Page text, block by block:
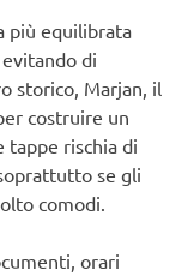
più equilibrata
di
storico, Marjan, il
costruire un
rischia di
se gli
comodi.
orari